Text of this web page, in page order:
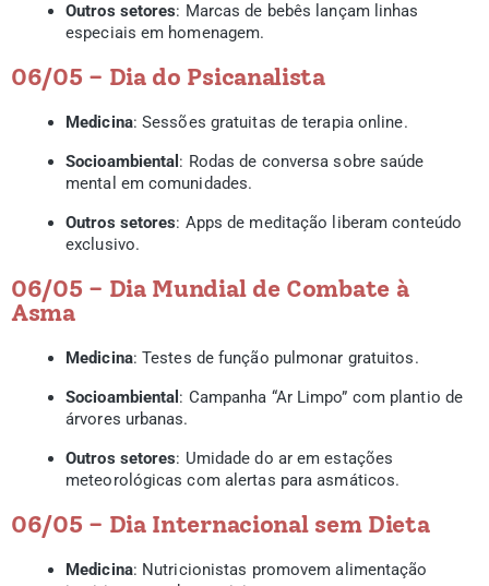
Outros setores: Marcas de bebês lançam linhas
especiais em homenagem.
06/05 – Dia do Psicanalista
Medicina: Sessões gratuitas de terapia online.
Socioambiental : Rodas de conversa sobre saúde
mental em comunidades.
Outros setores: Apps de meditação liberam conteúdo
exclusivo.
06/05 – Dia Mundial de Combate à
Asma
Medicina: Testes de função pulmonar gratuitos.
Socioambiental : Campanha “Ar Limpo” com plantio de
árvores urbanas.
Outros setores: Umidade do ar em estações
meteorológicas com alertas para asmáticos.
06/05 – Dia Internacional sem Dieta
Medicina: Nutricionistas promovem alimentação